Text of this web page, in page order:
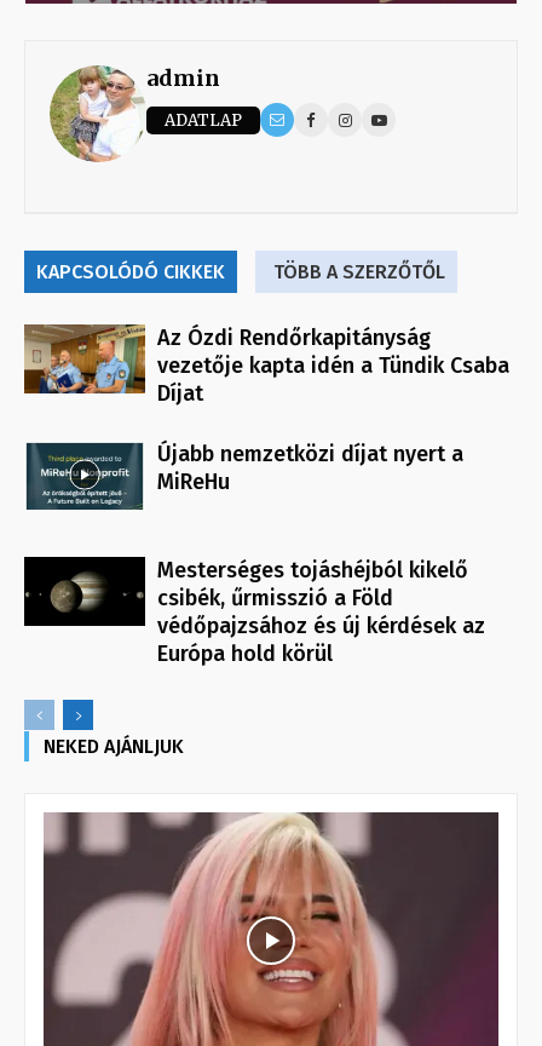
admin
ADATLAP
KAPCSOLÓDÓ CIKKEK TÖBB A SZERZŐTŐL
Az Ózdi Rendőrkapitányság
vezetője kapta idén a Tündik Csaba
Díjat
Újabb nemzetközi díjat nyert a
MiReHu
Mesterséges tojáshéjból kikelő
csibék, űrmisszió a Föld
védőpajzsához és új kérdések az
Európa hold körül
NEKED AJÁNLJUK